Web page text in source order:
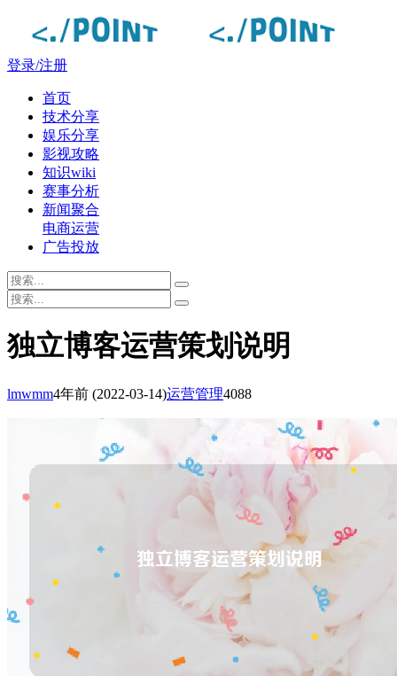
登录/注册
首页
技术分享
娱乐分享
影视攻略
知识wiki
赛事分析
新闻聚合
电商运营
广告投放
独立博客运营策划说明
lmwmm4年前 (2022-03-14)运营管理4088